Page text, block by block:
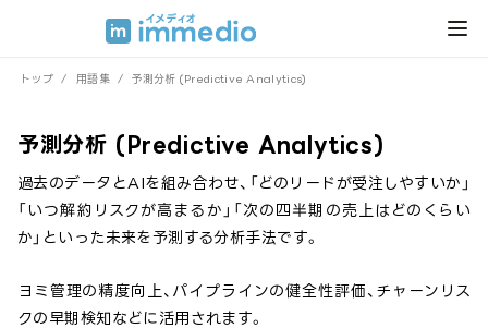
トップ / 用語集 / 予測分析 (Predictive Analytics)
予測分析 (Predictive Analytics)
過去のデータとAIを組み合わせ、「どのリードが受注しやすいか」
「いつ解約リスクが高まるか」「次の四半期の売上はどのくらい
か」といった未来を予測する分析手法です。
ヨミ管理の精度向上、パイプラインの健全性評価、チャーンリス
クの早期検知などに活用されます。